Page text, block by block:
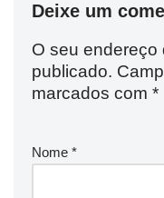
Deixe um
O seu endereço
publicado.
marcados com *
Nome *